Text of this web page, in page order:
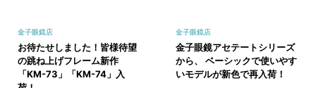
金子眼鏡店
お待たせしました！皆様待望
の跳ね上げフレーム新作
「KM-73」「KM-74」入
金子眼鏡店
金子眼鏡アセテートシリーズ
から、 ベーシックで使いやす
いモデルが新色で再入荷！